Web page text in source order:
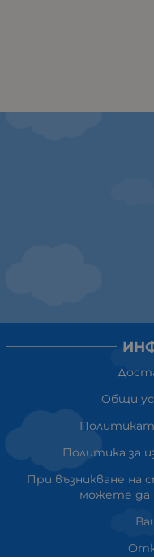
Общи
Политика за
При възникване на
можете да